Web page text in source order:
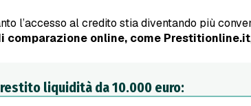
l’accesso al credito stia diventando più
comparazione online, come Prestitionline.it
liquidità da 10.000 euro: